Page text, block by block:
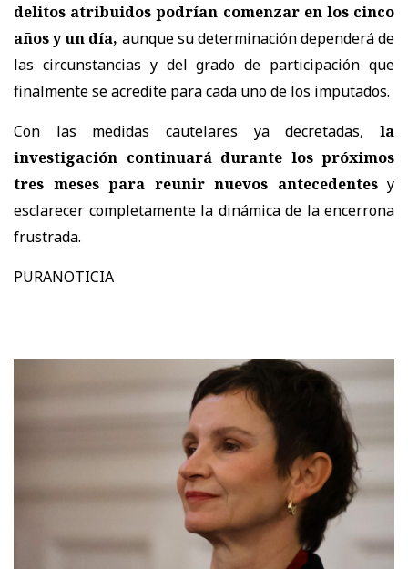
delitos atribuidos podrían comenzar en los cinco
años y un día, aunque su determinación dependerá de
las circunstancias y del grado de participación que
finalmente se acredite para cada uno de los imputados.
Con las medidas cautelares ya decretadas, la
investigación continuará durante los próximos
tres meses para reunir nuevos antecedentesy
esclarecer completamente la dinámica de la encerrona
frustrada.
PURANOTICIA